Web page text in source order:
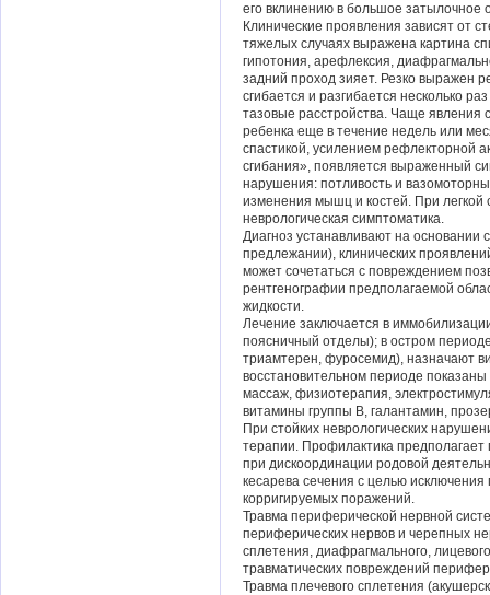
его вклинению в большое затылочное
Клинические проявления зависят от
тяжелых случаях выражена картина
гипотония, арефлексия,
задний проход зияет. Резко выражен
сгибается и разгибается несколько
тазовые расстройства. Чаще явления
ребенка еще в течение недель или
спастикой, усилением рефлекторной
сгибания», появляется выраженный
нарушения: потливость и
изменения мышц и костей. При
неврологическая симптоматика.
Диагноз устанавливают на
предлежании), клинических
может сочетаться с повреждением
рентгенографии предполагаемой
жидкости.
Лечение заключается в
поясничный отделы); в остром
триамтерен, фуросемид), назначают
восстановительном периоде
массаж, физиотерапия,
витамины группы В, галантамин,
При стойких неврологических
терапии. Профилактика
при дискоординации родовой
кесарева сечения с целью исключения
корригируемых поражений.
Травма периферической нервной
периферических нервов и черепных
сплетения, диафрагмального,
травматических повреждений
Травма плечевого сплетения